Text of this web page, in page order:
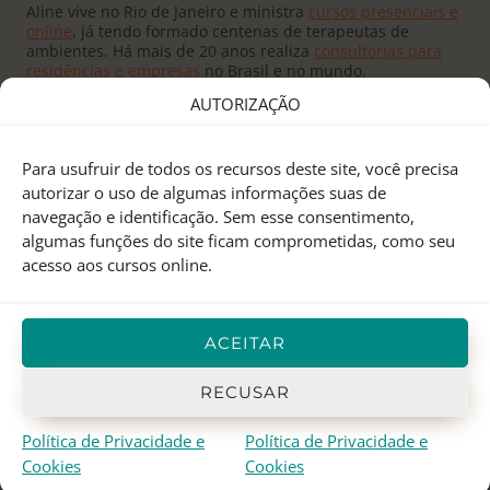
AUTORIZAÇÃO
Para usufruir de todos os recursos deste site, você precisa
autorizar o uso de algumas informações suas de
navegação e identificação. Sem esse consentimento,
algumas funções do site ficam comprometidas, como seu
acesso aos cursos online.
ACEITAR
RECUSAR
Política de Privacidade e
Cookies
Política de Privacidade e
Cookies
Aline vive no Rio de Janeiro e ministra cursos presenciais e
online, já tendo formado centenas de terapeutas de
ambientes. Há mais de 20 anos realiza consultorias para
residências e empresas no Brasil e no mundo.
Fundado pelo Mestre Joseph Yu no Canadá, o
Feng Shui
Research Centeré um centro de pesquisas e treinamento
em Feng Shui Tradicional Chinês, Astrologia Chinesa e I
título de Mestre
únicaMentora Oficialdo FSRC em língua portuguesa.
© 1998-2026 Aline Mendes · Casa Quantica